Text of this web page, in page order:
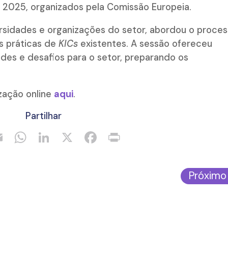
2025, organizados pela Comissão Europeia.
e organizações do setor, abordou o
práticas deKICs existentes. A sessão ofereceu
e desafios para o setor, preparando os
online aqui.
Partilhar
Próximo